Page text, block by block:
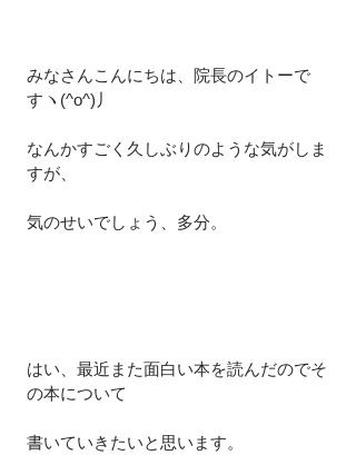
みなさんこんにちは、院長のイトーで
すヽ(^o^)丿
なんかすごく久しぶりのような気がしま
すが、
気のせいでしょう、多分。
はい、最近また面白い本を読んだのでそ
の本について
書いていきたいと思います。